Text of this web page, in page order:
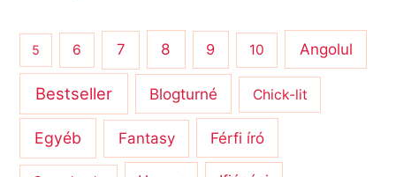
5 6 7 8 9 10 Angolul
Bestseller Blogturné Chick-lit
Egyéb Fantasy Férfi író